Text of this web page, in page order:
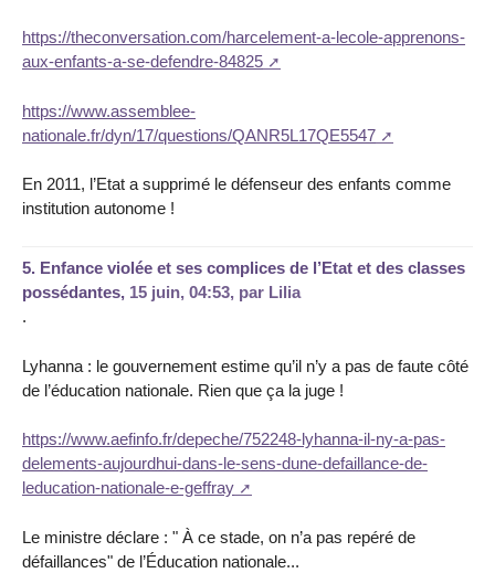
https://theconversation.com/harcelement-a-lecole-apprenons-
aux-enfants-a-se-defendre-84825
https://www.assemblee-
nationale.fr/dyn/17/questions/QANR5L17QE5547
En 2011, l’Etat a supprimé le défenseur des enfants comme
institution autonome !
5. Enfance violée et ses complices de l’Etat et des classes
possédantes, 15 juin, 04:53, par Lilia
.
Lyhanna : le gouvernement estime qu’il n’y a pas de faute côté
de l’éducation nationale. Rien que ça la juge !
https://www.aefinfo.fr/depeche/752248-lyhanna-il-ny-a-pas-
delements-aujourdhui-dans-le-sens-dune-defaillance-de-
leducation-nationale-e-geffray
Le ministre déclare : " À ce stade, on n’a pas repéré de
défaillances" de l’Éducation nationale...